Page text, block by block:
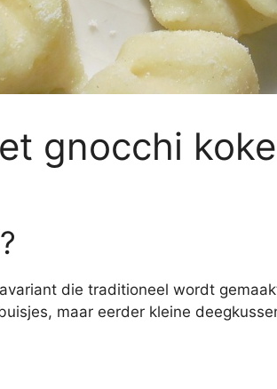
gnocchi
die traditioneel wordt
maar eerder kleine